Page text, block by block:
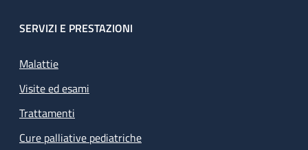
SERVIZI E PRESTAZIONI
Malattie
Visite ed esami
Trattamenti
Cure palliative pediatriche